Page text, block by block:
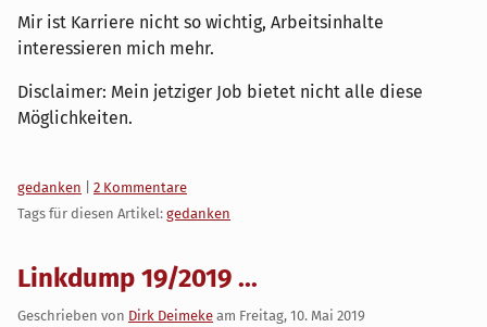
Mir ist Karriere nicht so wichtig, Arbeitsinhalte
interessieren mich mehr.
Disclaimer: Mein jetziger Job bietet nicht alle diese
Möglichkeiten.
Kategorien:
gedanken
2 Kommentare
Tags für diesen Artikel: gedanken
Linkdump 19/2019 ...
Geschrieben von Dirk Deimeke am Freitag, 10. Mai 2019